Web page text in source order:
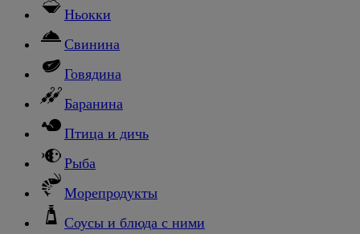
Ньокки
Свинина
Говядина
Баранина
Птица и дичь
Рыба
Морепродукты
Соусы и блюда с ними